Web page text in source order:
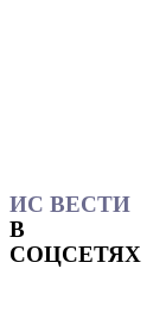
ИС ВЕСТИ
В
СОЦСЕТЯХ